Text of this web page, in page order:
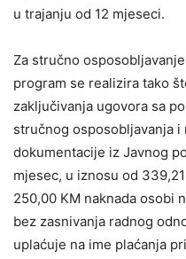
u trajanju od 12 mjeseci.
Za stručno
program se realizira tako
zaključivanja ugovora sa
stručnog osposobljavanja
dokumentacije iz Javnog
mjesec, u iznosu od
250,00 KM naknada osobi
bez zasnivanja radnog
uplaćuje na ime plaćanja